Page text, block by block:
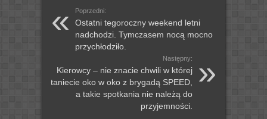
Poprzedni:
Ostatni tegoroczny weekend letni
nadchodzi. Tymczasem nocą mocno
przychłodziło.
Następny:
Kierowcy – nie znacie chwili w której
staniecie oko w oko z brygadą SPEED,
a takie spotkania nie należą do
przyjemności.